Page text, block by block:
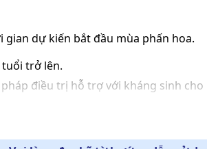
dự kiến bắt đầu mùa phấn hoa.
trở lên.
điều trị hỗ trợ với kháng sinh cho